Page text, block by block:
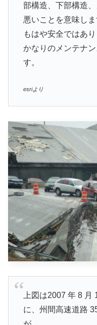
部構造、下部構造
悪いことを意味し
もはや安全ではあり
かなりのメンテナ
す。
esriより
上図は2007 年 8
に、州間高速道路